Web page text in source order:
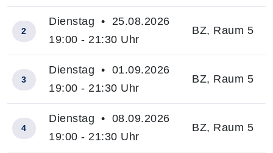
2
Dienstag • 25.08.2026
19:00 - 21:30 Uhr
BZ, Raum 5
3
Dienstag • 01.09.2026
19:00 - 21:30 Uhr
BZ, Raum 5
4
Dienstag • 08.09.2026
19:00 - 21:30 Uhr
BZ, Raum 5